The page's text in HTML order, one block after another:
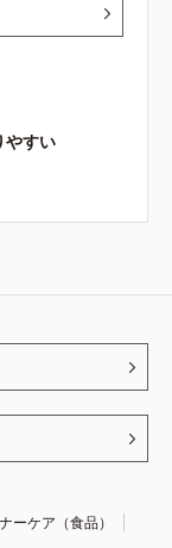
やすい
ーケア（食品）